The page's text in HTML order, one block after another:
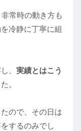
常時の動き方も
冷静に丁寧に組
、 実績とはこう
。
ので、その日は
するのみでし